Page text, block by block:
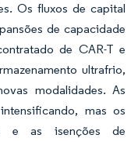
Os fluxos de capital
de capacidade
de CAR-T e
ultrafrio,
modalidades. As
mas os
e as isenções de